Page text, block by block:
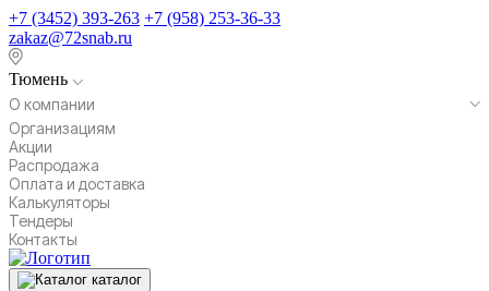
+7 (3452) 393-263 +7 (958) 253-36-33
zakaz@72snab.ru
Тюмень
О компании
Организациям
Акции
Распродажа
Оплата и доставка
Калькуляторы
Тендеры
Контакты
каталог